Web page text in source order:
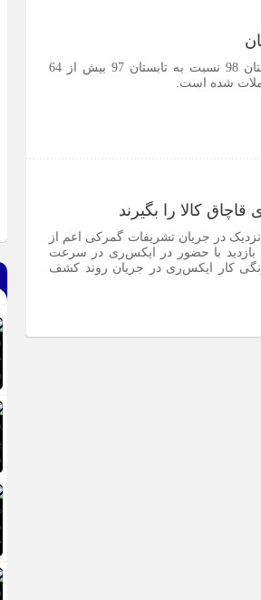
مرکز امار گزارش داد متوسط قیمت مسکن در تابستان 98 نسبت به تابستان 97 بیش از 64
کالا را بگیرند
در جریان تشریفات گمرکی اعم از
با حضور در ایکس‌ری در سرعت
کار ایکس‌ری در جریان روند کشف